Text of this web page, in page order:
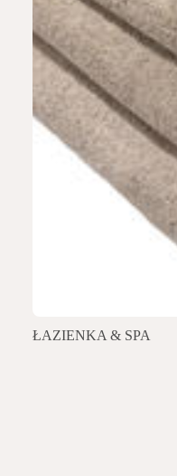
ŁAZIENKA & SPA